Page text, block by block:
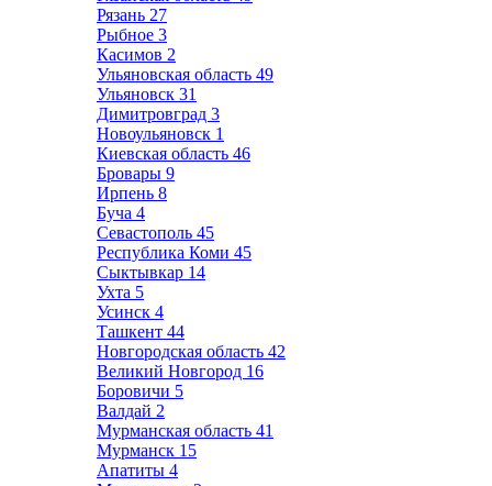
Рязань 27
Рыбное 3
Касимов 2
Ульяновская область 49
Ульяновск 31
Димитровград 3
Новоульяновск 1
Киевская область 46
Бровары 9
Ирпень 8
Буча 4
Севастополь 45
Республика Коми 45
Сыктывкар 14
Ухта 5
Усинск 4
Ташкент 44
Новгородская область 42
Великий Новгород 16
Боровичи 5
Валдай 2
Мурманская область 41
Мурманск 15
Апатиты 4